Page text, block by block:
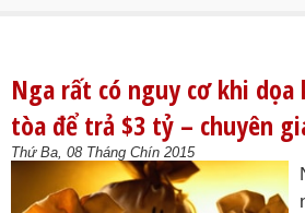
Nga rất có nguy cơ khi dọa
tòa để trả $3 tỷ – chuyên
Thứ Ba, 08 Tháng Chín 2015